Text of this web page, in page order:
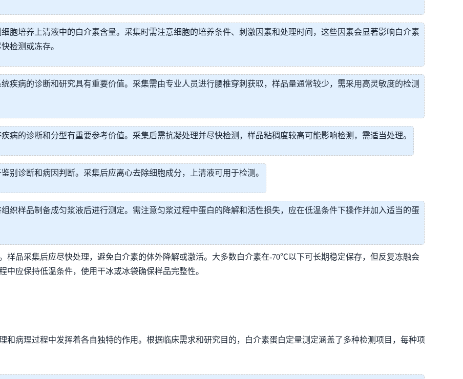
胞培养上清液中的白介素含量。采集时需注意细胞的培养条件、刺激因素和处理时间，这些因素会显著影响白介素
检测或冻存。
疾病的诊断和研究具有重要价值。采集需由专业人员进行腰椎穿刺获取，样品量通常较少，需采用高灵敏度的检测
病的诊断和分型有重要参考价值。采集后需抗凝处理并尽快检测，样品粘稠度较高可能影响检测，需适当处理。
别诊断和病因判断。采集后应离心去除细胞成分，上清液可用于检测。
织样品制备成匀浆液后进行测定。需注意匀浆过程中蛋白的降解和活性损失，应在低温条件下操作并加入适当的蛋
样品采集后应尽快处理，避免白介素的体外降解或激活。大多数白介素在-70℃以下可长期稳定保存，但反复冻融会
应保持低温条件，使用干冰或冰袋确保样品完整性。
和病理过程中发挥着各自独特的作用。根据临床需求和研究目的，白介素蛋白定量测定涵盖了多种检测项目，每种项